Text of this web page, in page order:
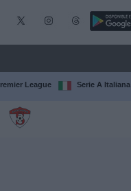
League Serie A Italiana